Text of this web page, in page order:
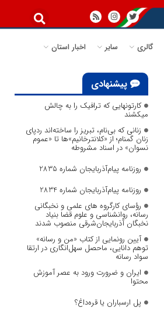
گالری سایر اخبار استان
پیشنهادی
کارتونهایی که ترافیک را به چالش
میکشند
زنانی که بی‌نام، تبریز را ساخته‌اند ردپای
زنان گمنام؛ از «کلانترخانیم»ها تا «عموم
نسوان» در اسناد مشروطه
روزنامه پیام‌آذربایجان شماره 2835
روزنامه پیام‌آذربایجان شماره 2834
رؤسای کارگروه های علمی و نخبگانی
رسانه، روانشناسی و علوم قضا بنیاد
نخبگان آذربایجان‌شرقی منصوب شدند
آیین رونمایی از کتاب «من و رسانه»
توهم دانایی، ماحصل سهل‌انگاری در ارتقا
سواد رسانه
ایران و ضرورت ورود به عصر آموزش
محتوا
پل ارسباران یا قره‌داغ؟